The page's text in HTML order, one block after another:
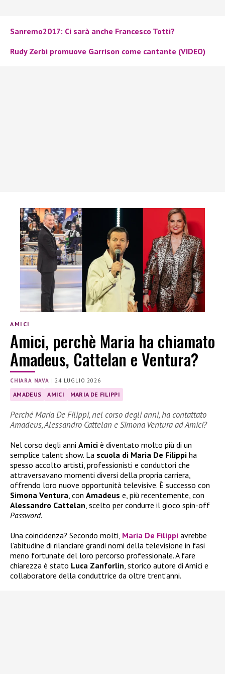
Sanremo2017: Ci sarà anche Francesco Totti?
Rudy Zerbi promuove Garrison come cantante (VIDEO)
AMICI
Amici, perchè Maria ha chiamato
Amadeus, Cattelan e Ventura?
CHIARA NAVA |24 LUGLIO 2026
AMADEUS AMICI MARIA DE FILIPPI
Perché Maria De Filippi, nel corso degli anni, ha contattato
Amadeus, Alessandro Cattelan e Simona Ventura ad Amici?
Nel corso degli anni Amici è diventato molto più di un
semplice talent show. La scuola di Maria De Filippi ha
spesso accolto artisti, professionisti e conduttori che
attraversavano momenti diversi della propria carriera,
offrendo loro nuove opportunità televisive. È successo con
Simona Ventura, con Amadeus e, più recentemente, con
Alessandro Cattelan, scelto per condurre il gioco spin-off
Password.
Una coincidenza? Secondo molti, Maria De Filippi avrebbe
l’abitudine di rilanciare grandi nomi della televisione in fasi
meno fortunate del loro percorso professionale. A fare
chiarezza è stato Luca Zanforlin, storico autore di Amici e
collaboratore della conduttrice da oltre trent’anni.